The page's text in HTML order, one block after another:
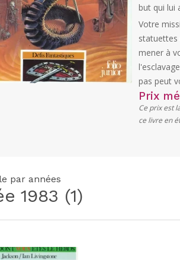
but qui lui
Votre
statuettes
mener à
pas peut
Prix
Ce prix est
ce livre en
par années
1983 (1)